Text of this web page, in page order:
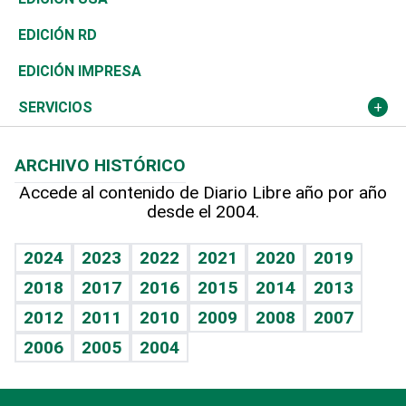
Ocenanía
Caribe
Resto del mundo
Telecom.
Global y variable
Economía personal
Sociales
Novedades
Podcast Arte Libre
Hablando con el pediatra
Vida y familia
Eñe
Celebrando la vida
Sin complejos
En pocas palabras
Tenis
Olimpismo
Más deportes
Línea de hit
TBT Deportivo
El Espía
Noticiero Poteleche
Columnistas
Historia
Martes de tecnología
Cambio climático
Revista
Deportes
Opinión
Hecho en casa
Guía del dinero
EDICIÓN RD
EDICIÓN IMPRESA
SERVICIOS
Cumpleaños
Horóscopos
Crucigramas
ARCHIVO HISTÓRICO
Accede al contenido de Diario Libre año por año
desde el 2004.
2024 2023 2022 2021 2020
2019
2018
2017 2016 2015 2014
2013
2012
2011 2010 2009 2008
2007
2006
2005 2004